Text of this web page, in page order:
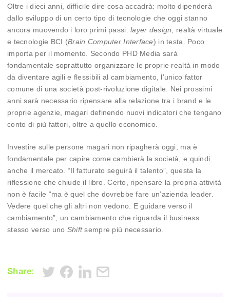
Oltre i dieci anni, difficile dire cosa accadrà: molto dipenderà
dallo sviluppo di un certo tipo di tecnologie che oggi stanno
ancora muovendo i loro primi passi:layer design , realtà virtuale
e tecnologie BCI (Brain Computer Interface) in testa. Poco
importa per il momento. Secondo PHD Media sarà
fondamentale soprattutto organizzare le proprie realtà in modo
da diventare agili e flessibili al cambiamento, l’unico fattor
comune di una società post-rivoluzione digitale. Nei prossimi
anni sarà necessario ripensare alla relazione tra i brand e le
proprie agenzie, magari definendo nuovi indicatori che tengano
conto di più fattori, oltre a quello economico.
Investire sulle persone magari non ripagherà oggi, ma è
fondamentale per capire come cambierà la società, e quindi
anche il mercato. “Il fatturato seguirà il talento”, questa la
riflessione che chiude il libro. Certo, ripensare la propria attività
non è facile “ma è quel che dovrebbe fare un’azienda leader.
Vedere quel che gli altri non vedono. E guidare verso il
cambiamento”, un cambiamento che riguarda il business
stesso verso uno Shiftsempre più necessario.
Share: